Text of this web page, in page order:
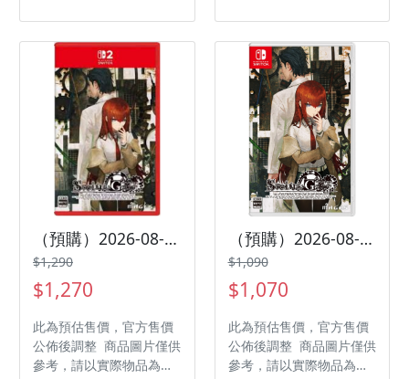
台：PlayStation 5 遊戲
類型：動作冒險 遊玩人
數： 1 人 作品分級：輔
15 級 製作廠商：FURYU
發行廠商：雲豹娛樂 代理
廠商：雲豹娛樂
台：PlayStation 5 遊戲
類型：冒險 遊玩人數： 1
人 作品分級：輔 15 級
製作廠商：MAGES. 發行
廠商：MAGES. / Spike
Chunsoft Co., Ltd. 代理
廠商：傑士登
（預購）2026-08-20 NS2 命運石之門 RE:BOOT 中文版
$1,290
$1,270
此為預估售價，官方售價
公佈後調整 商品圖片僅供
參考，請以實際物品為主
（預購）2026-08-20 NS 命運石之門 RE:BOOT 中文版
$1,090
$1,070
此為預估售價，官方售價
公佈後調整 商品圖片僅供
參考，請以實際物品為主